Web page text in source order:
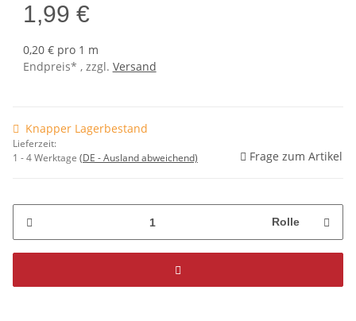
1,99 €
0,20 € pro 1 m
Endpreis* , zzgl. Versand
Knapper Lagerbestand
Lieferzeit:
1 - 4 Werktage (DE - Ausland abweichend) Frage zum Artikel
Rolle